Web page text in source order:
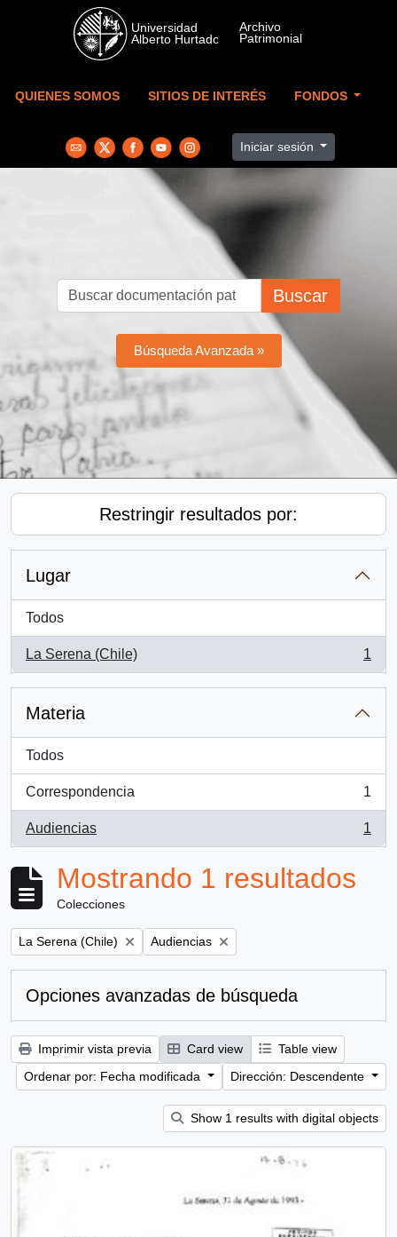
Skip to main content
QUIENES SOMOS SITIOS DE INTERÉS FONDOS
Iniciar sesión
Buscar
Búsqueda Avanzada »
Restringir resultados por:
Lugar
Todos
La Serena (Chile)
, 1 resultados
1
Materia
Todos
Correspondencia
, 1 resultados
1
Audiencias
, 1 resultados
1
Mostrando 1 resultados
Colecciones
Remove filter:
La Serena (Chile) Remove filter:
Audiencias
Opciones avanzadas de búsqueda
Imprimir vista previa Card view
Table view
Ordenar por: Fecha modificada
Dirección: Descendente
Show 1 results with digital objects